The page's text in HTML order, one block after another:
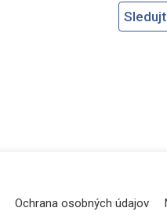
Ochrana osobných údajov